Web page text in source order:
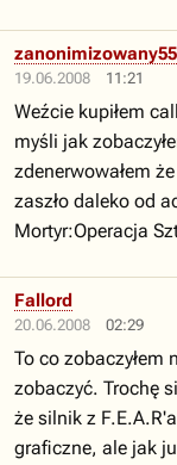
19.06.2008 11:21
Weźcie kupiłem
myśli jak
zdenerwowałem
zaszło daleko od
Mortyr:Operacja
20.06.2008 02:29
Fallord
To co zobaczyłem
zobaczyć. Trochę
że silnik z
graficzne, ale jak